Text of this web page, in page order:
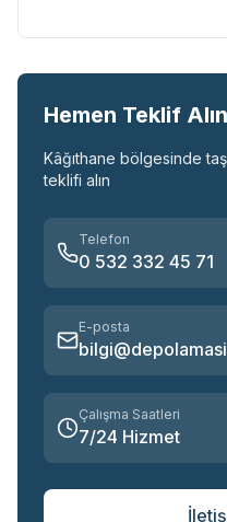
Hemen Teklif Alın
Kâğıthane bölgesinde
teklifi alın
Telefon
0 532 332 45 71
E-posta
Çalışma Saatleri
7/24 Hizmet